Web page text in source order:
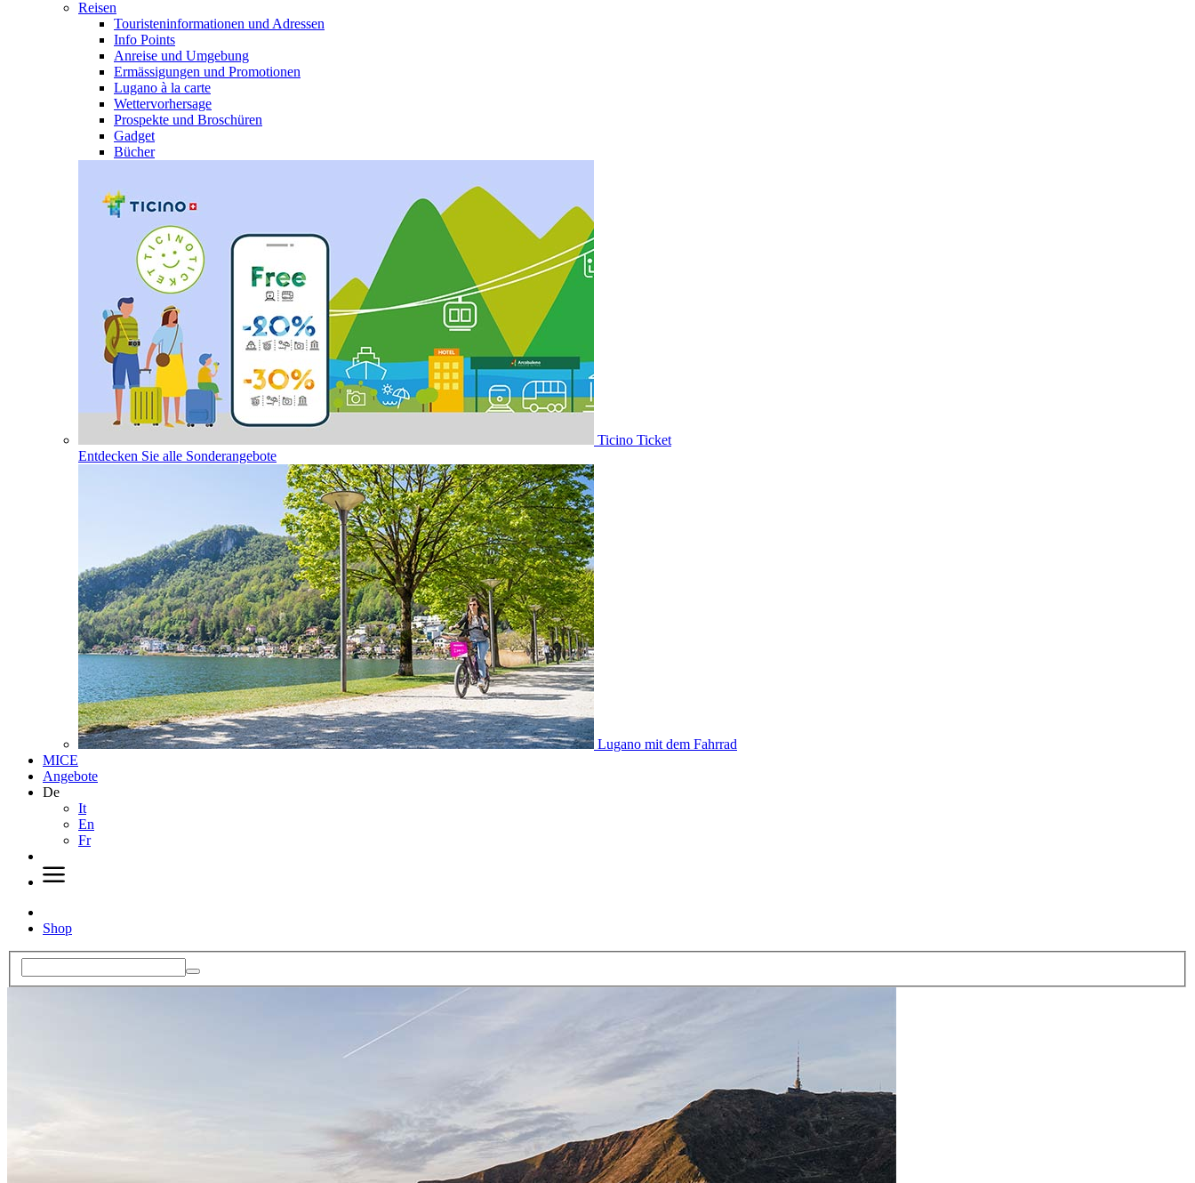
Reisen
Touristeninformationen und Adressen
Info Points
Anreise und Umgebung
Ermässigungen und Promotionen
Lugano à la carte
Wettervorhersage
Prospekte und Broschüren
Gadget
Bücher
Ticino Ticket
Entdecken Sie alle Sonderangebote
Lugano mit dem Fahrrad
MICE
Angebote
De
It
En
Fr
Shop